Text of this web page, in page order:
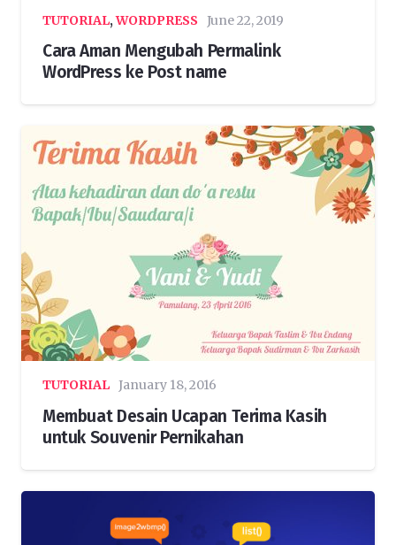
TUTORIAL,WORDPRESS June 22, 2019
Cara Aman Mengubah Permalink
WordPress ke Post name
TUTORIAL January 18, 2016
Membuat Desain Ucapan Terima Kasih
untuk Souvenir Pernikahan